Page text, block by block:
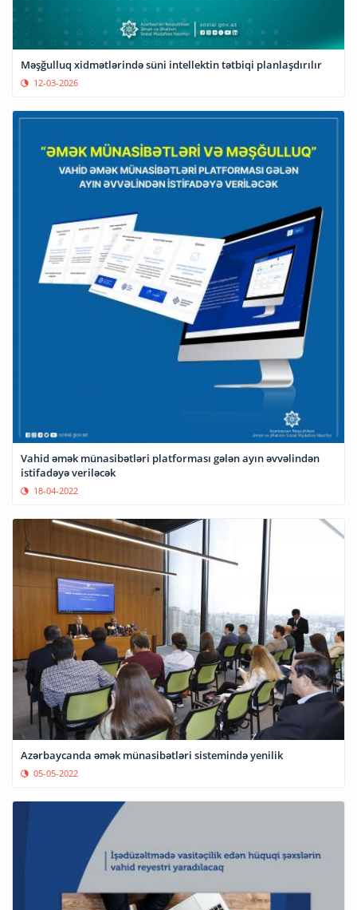
Məşğulluq xidmətlərində süni intellektin tətbiqi planlaşdırılır
12-03-2026
Vahid əmək münasibətləri platforması gələn ayın əvvəlindən
istifadəyə veriləcək
18-04-2022
Azərbaycanda əmək münasibətləri sistemində yenilik
05-05-2022